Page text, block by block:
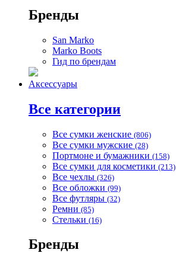
Бренды
San Marko
Marko Boots
Гид по брендам
Аксессуары
Все категории
Все сумки женские (806)
Все сумки мужские (28)
Портмоне и бумажники (158)
Все сумки для косметики (213)
Все чехлы (326)
Все обложки (99)
Все футляры (32)
Ремни (85)
Стельки (16)
Бренды